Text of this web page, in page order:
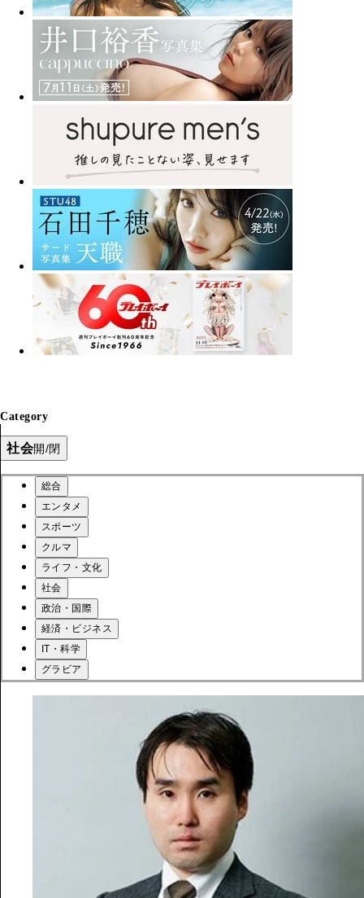
Category
社会開/閉
総合
エンタメ
スポーツ
クルマ
ライフ・文化
社会
政治・国際
経済・ビジネス
IT・科学
グラビア